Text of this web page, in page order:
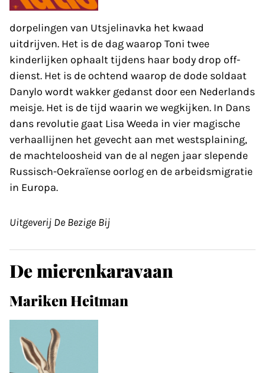
dorpelingen van Utsjelinavka het kwaad
uitdrijven. Het is de dag waarop Toni twee
kinderlijken ophaalt tijdens haar body drop off-
dienst. Het is de ochtend waarop de dode soldaat
Danylo wordt wakker gedanst door een Nederlands
meisje. Het is de tijd waarin we wegkijken. In Dans
dans revolutie gaat Lisa Weeda in vier magische
verhaallijnen het gevecht aan met westsplaining,
de machteloosheid van de al negen jaar slepende
Russisch-Oekraïense oorlog en de arbeidsmigratie
in Europa.
Uitgeverij De Bezige Bij
De mierenkaravaan
Mariken Heitman